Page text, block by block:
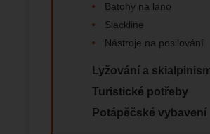
Batohy na lano
Slackline
Nástroje na posilování
Lyžování a
Turistické potřeby
Potápěčské vybavení